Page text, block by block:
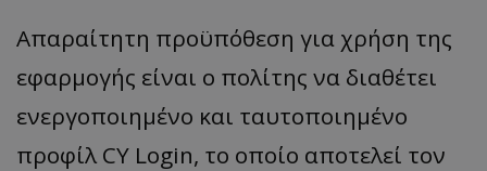
Απαραίτητη προϋπόθεση για χρήση της
εφαρμογής είναι ο πολίτης να διαθέτει
ενεργοποιημένο και ταυτοποιημένο
προφίλ CY Login, το οποίο αποτελεί τον